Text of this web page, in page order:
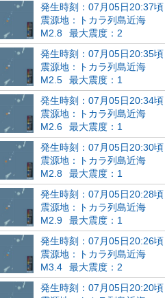
発生時刻：07月05日20:37頃
震源地：トカラ列島近海
M2.8
最大震度：2
発生時刻：07月05日20:35頃
震源地：トカラ列島近海
M2.5
最大震度：1
発生時刻：07月05日20:34頃
震源地：トカラ列島近海
M2.6
最大震度：1
発生時刻：07月05日20:30頃
震源地：トカラ列島近海
M2.8
最大震度：1
発生時刻：07月05日20:28頃
震源地：トカラ列島近海
M2.9
最大震度：1
発生時刻：07月05日20:26頃
震源地：トカラ列島近海
M3.4
最大震度：2
発生時刻：07月05日20:20頃